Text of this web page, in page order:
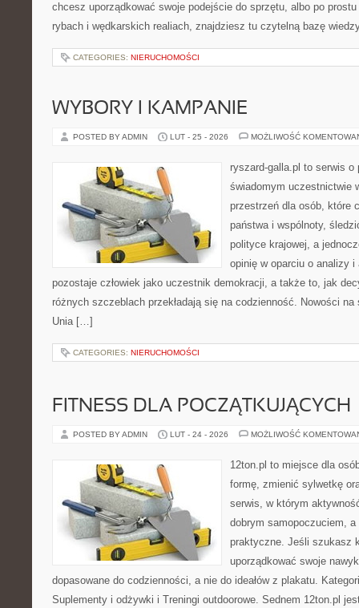
chcesz uporządkować swoje podejście do sprzętu, albo po
rybach i wędkarskich realiach, znajdziesz tu czytelną bazę
CATEGORIES: NIERUCHOMOŚCI
WYBORY I KAMPANIE
POSTED BY ADMIN LUT - 25 - 2026 MOŻLIWOŚĆ
ryszard-galla.pl to serwis
świadomym uczestnictwie
przestrzeń dla osób, które
państwa i wspólnoty,
polityce krajowej, a
opinię w oparciu o analizy
pozostaje człowiek jako uczestnik demokracji, a także to, jak
różnych szczeblach przekładają się na codzienność. Nowości
Unia […]
CATEGORIES: NIERUCHOMOŚCI
FITNESS DLA POCZĄTKUJĄCYCH
POSTED BY ADMIN LUT - 24 - 2026 MOŻLIWOŚĆ
12ton.pl to miejsce dla
formę, zmienić sylwetkę
serwis, w którym
dobrym samopoczuciem,
praktyczne. Jeśli szukasz
uporządkować swoje
dopasowane do codzienności, a nie do ideałów z plakatu.
Suplementy i odżywki i Treningi outdoorowe. Sednem 12ton.pl